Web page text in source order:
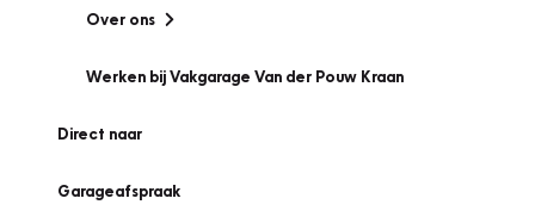
Over ons
Werken bij Vakgarage Van der Pouw Kraan
Direct naar
Garageafspraak